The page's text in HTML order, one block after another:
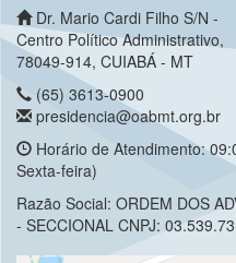
Dr. Mario Cardi Filho S/N -
Centro Político Administrativo,
78049-914, CUIABÁ - MT
(65) 3613-0900
presidencia@oabmt.org.br
Horário de Atendimento:
Sexta-feira)
Razão Social: ORDEM DOS
- SECCIONAL CNPJ: